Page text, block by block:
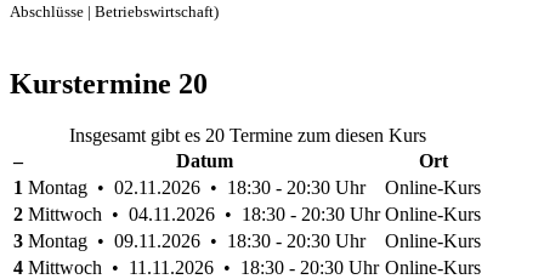
Abschlüsse | Betriebswirtschaft)
Kurstermine 20
Insgesamt gibt es 20 Termine zum diesen Kurs
–
Datum
Ort
1 Montag • 02.11.2026 • 18:30 - 20:30 Uhr
Online-Kurs
2 Mittwoch • 04.11.2026 • 18:30 - 20:30 Uhr Online-Kurs
3 Montag • 09.11.2026 • 18:30 - 20:30 Uhr
Online-Kurs
4 Mittwoch • 11.11.2026 • 18:30 - 20:30 Uhr Online-Kurs